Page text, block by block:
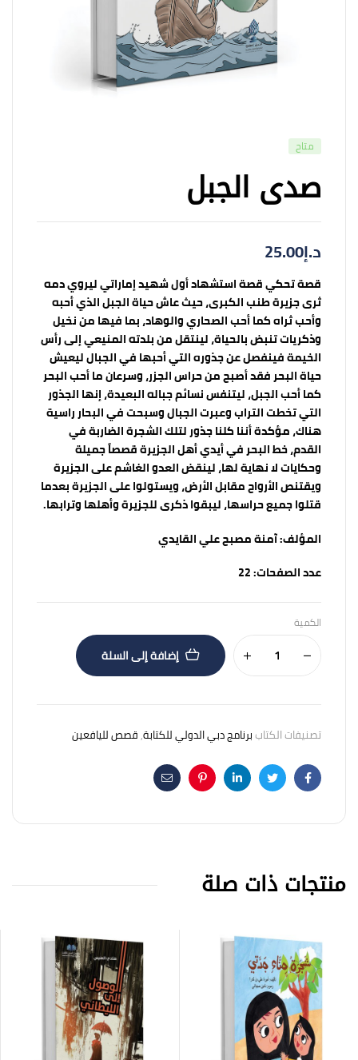
متاح
صدى الجبل
د.إ25.00
قصة تحكي قصة استشهاد أول شهيد إماراتي ليروي دمه
ثرى جزيرة طنب الكبرى، حيث عاش حياة الجبل الذي أحبه
وأحب ثراه كما أحب الصحاري والوهاد، بما فيها من نخيل
وذكريات تنبض بالحياة، لينتقل من بلدته المنيعي إلى رأس
الخيمة فينفصل عن جذوره التي أحبها في الجبال ليعيش
حياة البحر فقد أصبح من حراس الجزر، وسرعان ما أحب البحر
كما أحب الجبل، ليتنفس نسائم جباله البعيدة، إنها الجذور
التي تخطت التراب وعبرت الجبال وسبحت في البحار راسية
هناك، مؤكدة أننا كلنا جذور لتلك الشجرة الضاربة في
القدم، خط البحر في أيدي أهل الجزيرة قصصاً جميلة
وحكايات لا نهاية لها، لينقض العدو الغاشم على الجزيرة
ويقتنص الأرواح مقابل الأرض، ويستولوا على الجزيرة بعدما
قتلوا جميع حراسها، ليبقوا ذكرى للجزيرة وأهلها وترابها.
المؤلف:آمنة مصبح علي القايدي
عدد الصفحات:
الكمية
إضافة إلى السلة
تصنيفات الكتاببرنامج دبي الدولي للكتابة,قصص لليافعين
Facebook
Twitter
Linkedin
Pinterest
Email
منتجات ذات صلة